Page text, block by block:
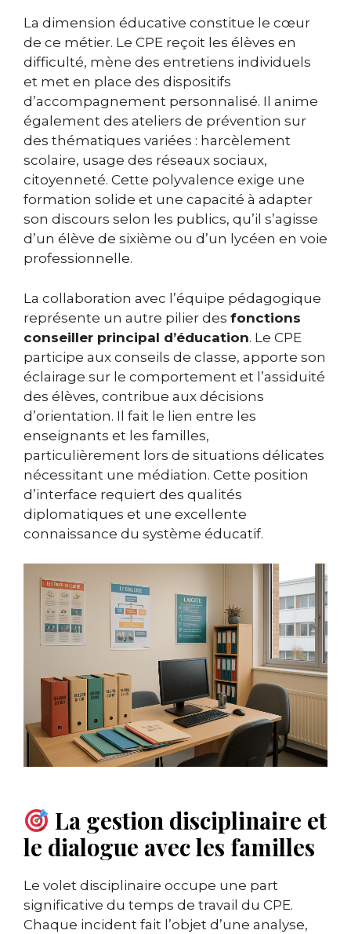
La dimension éducative constitue le cœur
de ce métier. Le CPE reçoit les élèves en
difficulté, mène des entretiens individuels
et met en place des dispositifs
d’accompagnement personnalisé. Il anime
également des ateliers de prévention sur
des thématiques variées : harcèlement
scolaire, usage des réseaux sociaux,
citoyenneté. Cette polyvalence exige une
formation solide et une capacité à adapter
son discours selon les publics, qu’il s’agisse
d’un élève de sixième ou d’un lycéen en voie
professionnelle.
La collaboration avec l’équipe pédagogique
représente un autre pilier des fonctions
conseiller principal d’éducation. Le CPE
participe aux conseils de classe, apporte son
éclairage sur le comportement et l’assiduité
des élèves, contribue aux décisions
d’orientation. Il fait le lien entre les
enseignants et les familles,
particulièrement lors de situations délicates
nécessitant une médiation. Cette position
d’interface requiert des qualités
diplomatiques et une excellente
connaissance du système éducatif.
La gestion disciplinaire et
le dialogue avec les familles
Le volet disciplinaire occupe une part
significative du temps de travail du CPE.
Chaque incident fait l’objet d’une analyse,